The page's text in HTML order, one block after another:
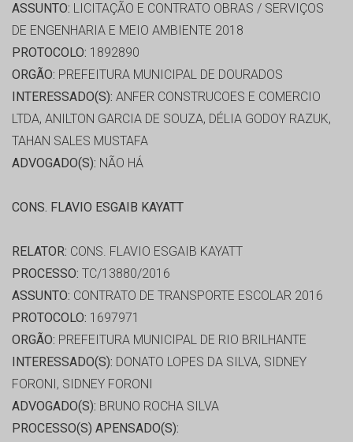
ASSUNTO: LICITAÇÃO E CONTRATO OBRAS / SERVIÇOS
DE ENGENHARIA E MEIO AMBIENTE 2018
PROTOCOLO: 1892890
ORGÃO: PREFEITURA MUNICIPAL DE DOURADOS
INTERESSADO(S): ANFER CONSTRUCOES E COMERCIO
LTDA, ANILTON GARCIA DE SOUZA, DÉLIA GODOY RAZUK,
TAHAN SALES MUSTAFA
ADVOGADO(S): NÃO HÁ
CONS. FLAVIO ESGAIB KAYATT
RELATOR: CONS. FLAVIO ESGAIB KAYATT
PROCESSO: TC/13880/2016
ASSUNTO: CONTRATO DE TRANSPORTE ESCOLAR 2016
PROTOCOLO: 1697971
ORGÃO: PREFEITURA MUNICIPAL DE RIO BRILHANTE
INTERESSADO(S): DONATO LOPES DA SILVA, SIDNEY
FORONI, SIDNEY FORONI
ADVOGADO(S): BRUNO ROCHA SILVA
PROCESSO(S) APENSADO(S):